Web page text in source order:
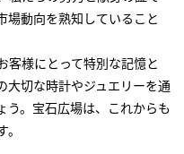
場動向を熟知していること
客様にとって特別な記憶と
大切な時計やジュエリーを通
う。宝石広場は、これからも